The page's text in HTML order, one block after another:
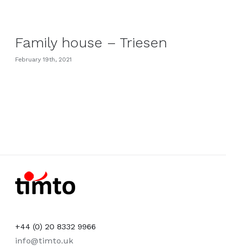
Family house – Triesen
February 19th, 2021
+44 (0) 20 8332 9966
info@timto.uk